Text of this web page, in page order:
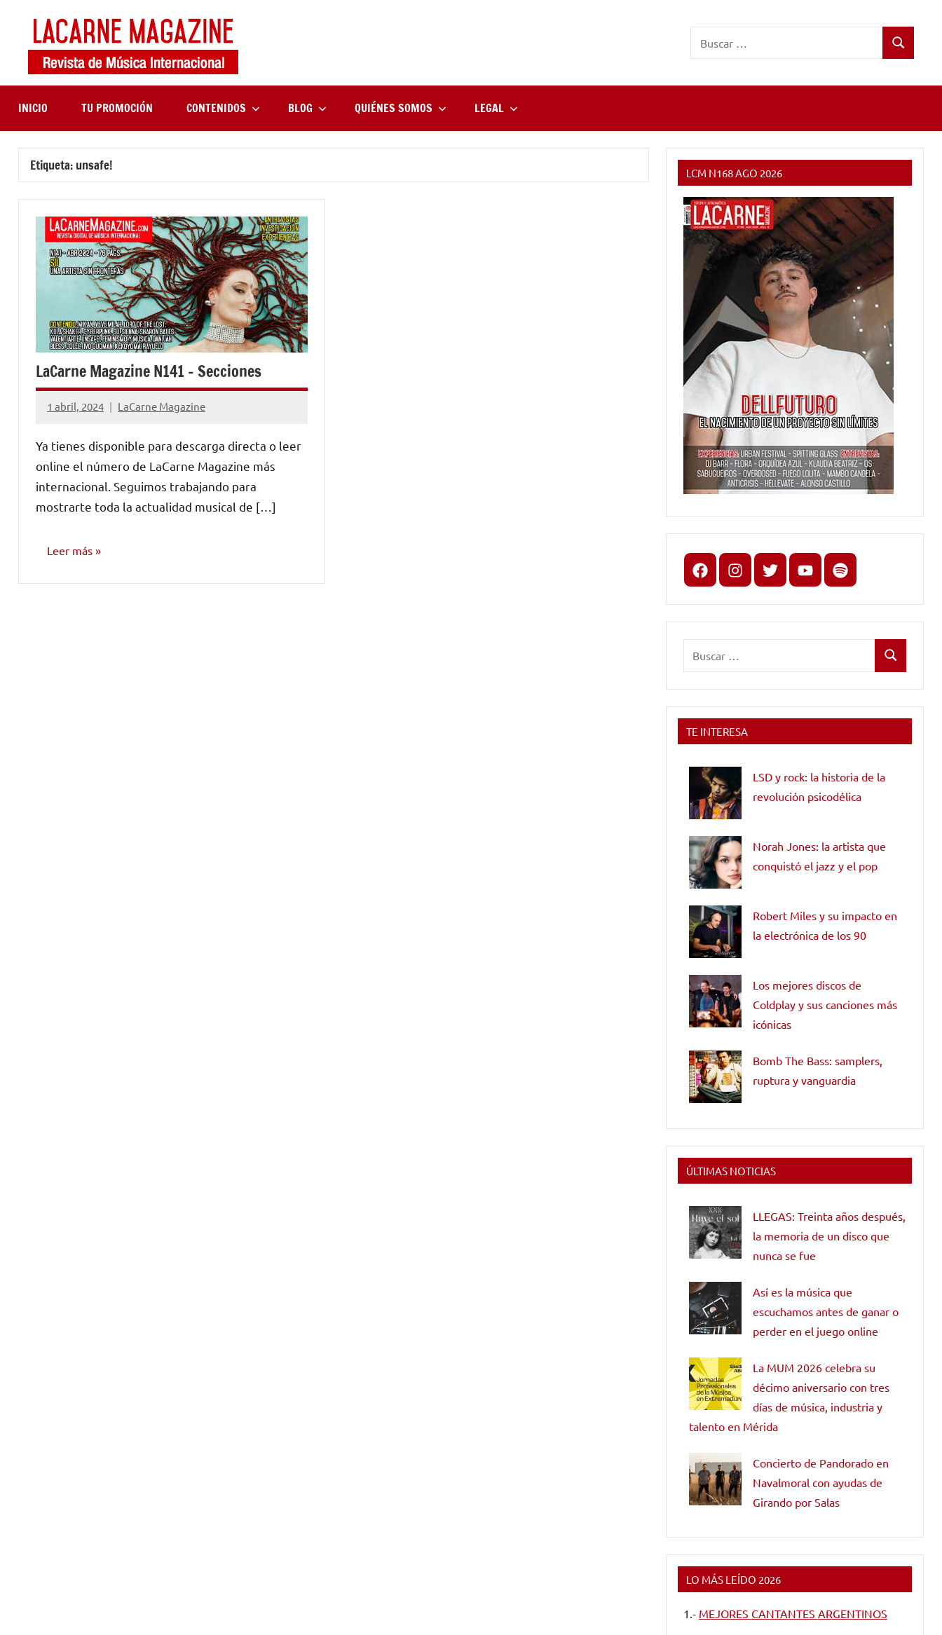
contenido
Magazine
música
internacional
Buscar
INICIO TU PROMOCIÓN CONTENIDOS BLOG QUIÉNES SOMOS LEGAL
Etiqueta: unsafe!
LaCarne Magazine N141 – Secciones
1 abril, 2024 LaCarne Magazine
No
comentarios
Ya tienes disponible para descarga directa o leer
online el número de LaCarne Magazine más
internacional. Seguimos trabajando para
mostrarte toda la actualidad musical de […]
Leer más
LCM N168 AGO 2026
FacebookInstagram
X youtubespotify
Buscar
TE INTERESA
LSD y rock: la historia de la
revolución psicodélica
Norah Jones: la artista que
conquistó el jazz y el pop
Robert Miles y su impacto en
la electrónica de los 90
Los mejores discos de
Coldplay y sus canciones más
icónicas
Bomb The Bass: samplers,
ruptura y vanguardia
ÚLTIMAS NOTICIAS
LLEGAS: Treinta años después,
la memoria de un disco que
nunca se fue
Así es la música que
escuchamos antes de ganar o
perder en el juego online
La MUM 2026 celebra su
décimo aniversario con tres
días de música, industria y
talento en Mérida
Concierto de Pandorado en
Navalmoral con ayudas de
Girando por Salas
LO MÁS LEÍDO 2026
1.- MEJORES CANTANTES ARGENTINOS